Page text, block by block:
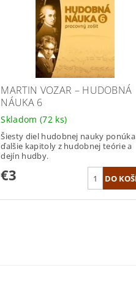
MARTIN VOZAR – HUDOBNÁ
NÁUKA 6
Skladom (72 ks)
Šiesty diel hudobnej nauky ponúka
ďalšie kapitoly z hudobnej teórie a
dejín hudby.
€3